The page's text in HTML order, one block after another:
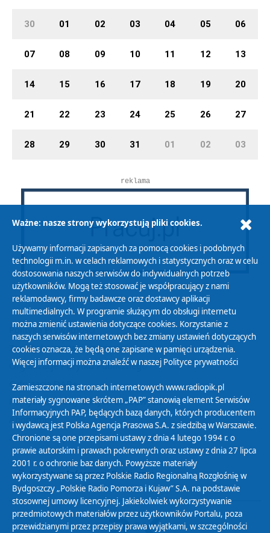
30 01 02 03 04 05 06
07 08 09 10 11 12 13
14 15 16 17 18 19 20
21 22 23 24 25 26 27
28 29 30 31 01 02 03
reklama
Polityka Prywatności
Zasady korzystania z Serwisu
Organizacje Pożytku Publicznego
Cyfryzacja DAB+
Polityka ochrony danych osobowych
Abonament
Zamówienia publiczne
Biuletyn Informacji Publicznej
Ważne: nasze strony wykorzystują pliki cookies.
Używamy informacji zapisanych za pomocą cookies i podobnych
technologii m.in. w celach reklamowych i statystycznych oraz w celu
dostosowania naszych serwisów do indywidualnych potrzeb
użytkowników. Mogą też stosować je współpracujący z nami
reklamodawcy, firmy badawcze oraz dostawcy aplikacji
multimedialnych. W programie służącym do obsługi internetu
można zmienić ustawienia dotyczące cookies. Korzystanie z
naszych serwisów internetowych bez zmiany ustawień dotyczących
cookies oznacza, że będą one zapisane w pamięci urządzenia.
Więcej informacji można znaleźć w naszej Polityce prywatności
Zamieszczone na stronach internetowych www.radiopik.pl
materiały sygnowane skrótem „PAP” stanowią element Serwisów
Informacyjnych PAP, będących bazą danych, których producentem
i wydawcą jest Polska Agencja Prasowa S.A. z siedzibą w Warszawie.
Chronione są one przepisami ustawy z dnia 4 lutego 1994 r. o
prawie autorskim i prawach pokrewnych oraz ustawy z dnia 27 lipca
2001 r. o ochronie baz danych. Powyższe materiały
wykorzystywane są przez Polskie Radio Regionalną Rozgłośnię w
Bydgoszczy „Polskie Radio Pomorza i Kujaw” S.A. na podstawie
stosownej umowy licencyjnej. Jakiekolwiek wykorzystywanie
przedmiotowych materiałów przez użytkowników Portalu, poza
przewidzianymi przez przepisy prawa wyjątkami, w szczególności